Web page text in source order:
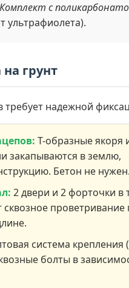
с
ультрафиолета).
на грунт
требует надежной
Т-образные якоря
закапываются в землю,
Бетон не нужен.
2 двери и 2 форточки в
проветривание
система крепления
болты в